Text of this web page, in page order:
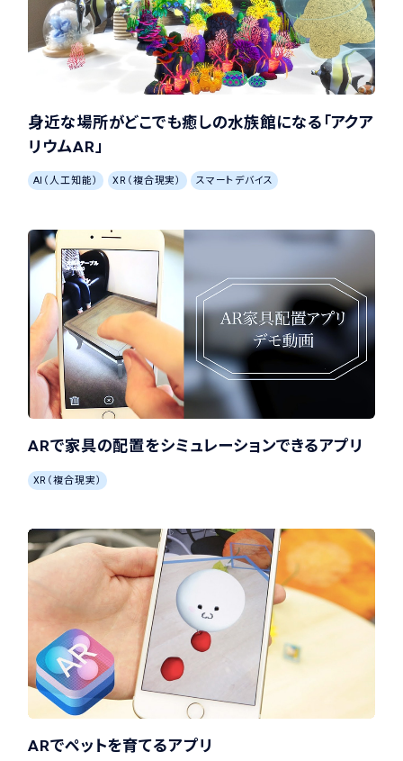
身近な場所がどこでも癒しの水族館になる「アクア
リウムAR」
AI（人工知能） XR（複合現実） スマートデバイス
ARで家具の配置をシミュレーションできるアプリ
XR（複合現実）
ARでペットを育てるアプリ